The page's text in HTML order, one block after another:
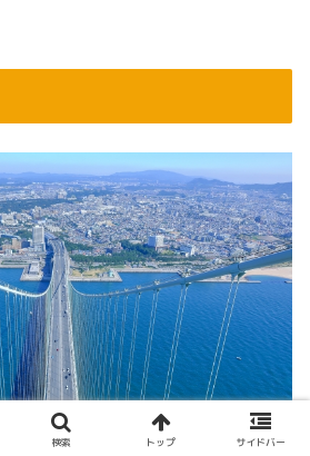
検索 トップ サイドバー